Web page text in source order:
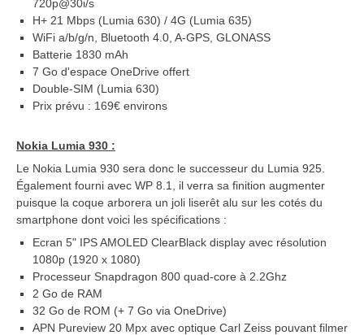
720p@30i/s
H+ 21 Mbps (Lumia 630) / 4G (Lumia 635)
WiFi a/b/g/n, Bluetooth 4.0, A-GPS, GLONASS
Batterie 1830 mAh
7 Go d'espace OneDrive offert
Double-SIM (Lumia 630)
Prix prévu : 169€ environs
Nokia Lumia 930 :
Le Nokia Lumia 930 sera donc le successeur du Lumia 925.
Également fourni avec WP 8.1, il verra sa finition augmenter
puisque la coque arborera un joli liserêt alu sur les cotés du
smartphone dont voici les spécifications :
Ecran 5" IPS AMOLED ClearBlack display avec résolution
1080p (1920 x 1080)
Processeur Snapdragon 800 quad-core à 2.2Ghz
2 Go de RAM
32 Go de ROM (+ 7 Go via OneDrive)
APN Pureview 20 Mpx avec optique Carl Zeiss pouvant filmer